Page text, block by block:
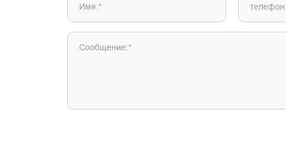
Имя:* телефон:
Сообщение:*